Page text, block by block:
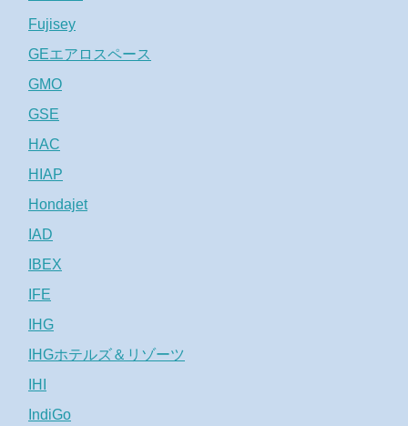
Fujisey
GEエアロスペース
GMO
GSE
HAC
HIAP
Hondajet
IAD
IBEX
IFE
IHG
IHGホテルズ＆リゾーツ
IHI
IndiGo